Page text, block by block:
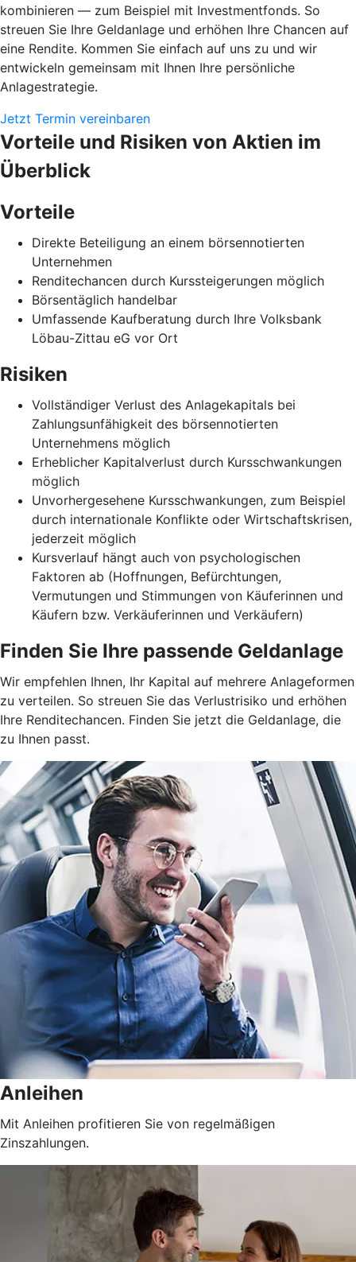
kombinieren — zum Beispiel mit Investmentfonds. So
streuen Sie Ihre Geldanlage und erhöhen Ihre Chancen auf
eine Rendite. Kommen Sie einfach auf uns zu und wir
entwickeln gemeinsam mit Ihnen Ihre persönliche
Anlagestrategie.
Jetzt Termin vereinbaren
Vorteile und Risiken von Aktien im
Überblick
Vorteile
Direkte Beteiligung an einem börsennotierten
Unternehmen
Renditechancen durch Kurssteigerungen möglich
Börsentäglich handelbar
Umfassende Kaufberatung durch Ihre Volksbank
Löbau-Zittau eG vor Ort
Risiken
Vollständiger Verlust des Anlagekapitals bei
Zahlungsunfähigkeit des börsennotierten
Unternehmens möglich
Erheblicher Kapitalverlust durch Kursschwankungen
möglich
Unvorhergesehene Kursschwankungen, zum Beispiel
durch internationale Konflikte oder Wirtschaftskrisen,
jederzeit möglich
Kursverlauf hängt auch von psychologischen
Faktoren ab (Hoffnungen, Befürchtungen,
Vermutungen und Stimmungen von Käuferinnen und
Käufern bzw. Verkäuferinnen und Verkäufern)
Finden Sie Ihre passende Geldanlage
Wir empfehlen Ihnen, Ihr Kapital auf mehrere Anlageformen
zu verteilen. So streuen Sie das Verlustrisiko und erhöhen
Ihre Renditechancen. Finden Sie jetzt die Geldanlage, die
zu Ihnen passt.
Anleihen
Mit Anleihen profitieren Sie von regelmäßigen
Zinszahlungen.